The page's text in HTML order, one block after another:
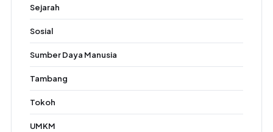
Sejarah
Sosial
Sumber Daya Manusia
Tambang
Tokoh
UMKM